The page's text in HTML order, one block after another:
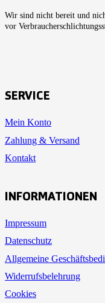
Wir sind nicht bereit und
vor
SERVICE
Mein Konto
Zahlung & Versand
Kontakt
INFORMATIONEN
Impressum
Datenschutz
Allgemeine
Widerrufsbelehrung
Cookies